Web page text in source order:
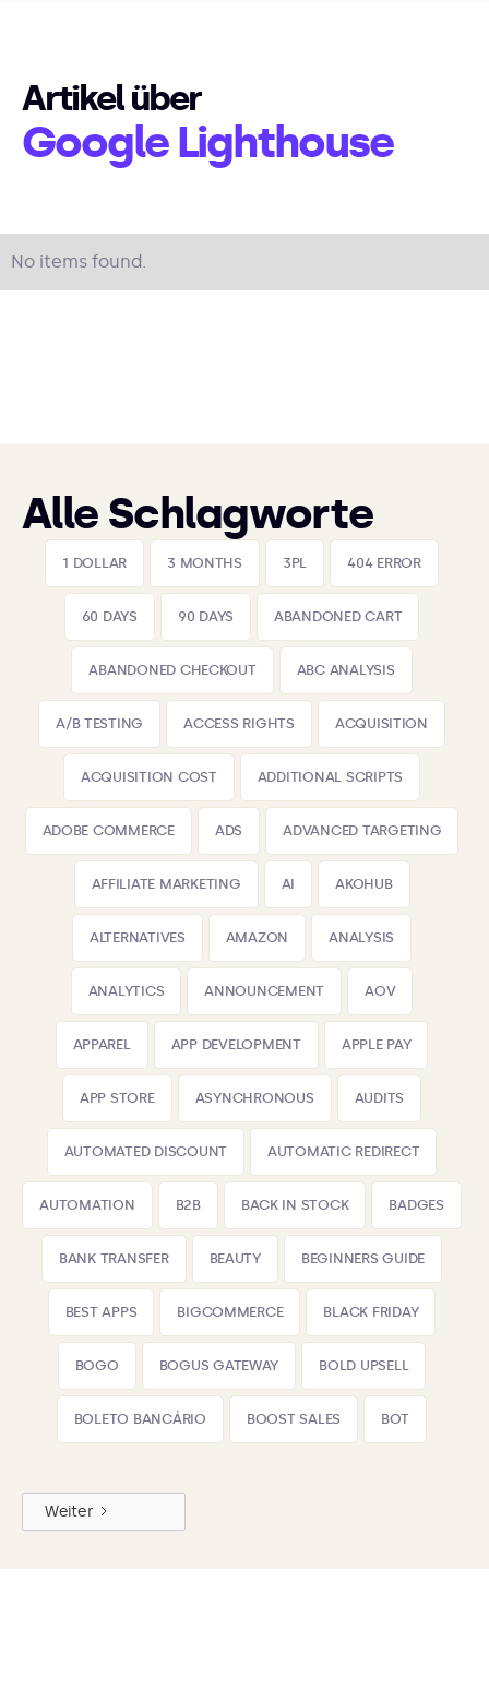
Artikel über
Google Lighthouse
No items found.
Alle Schlagworte
1 DOLLAR 3 MONTHS 3PL 404 ERROR
60 DAYS 90 DAYS ABANDONED CART
ABANDONED CHECKOUT ABC ANALYSIS
A/B TESTING ACCESS RIGHTS ACQUISITION
ACQUISITION COST ADDITIONAL SCRIPTS
ADOBE COMMERCE ADS ADVANCED TARGETING
AFFILIATE MARKETING AI AKOHUB
ALTERNATIVES AMAZON ANALYSIS
ANALYTICS ANNOUNCEMENT AOV
APPAREL APP DEVELOPMENT APPLE PAY
APP STORE ASYNCHRONOUS AUDITS
AUTOMATED DISCOUNT AUTOMATIC REDIRECT
AUTOMATION B2B BACK IN STOCK BADGES
BANK TRANSFER BEAUTY BEGINNERS GUIDE
BEST APPS BIGCOMMERCE BLACK FRIDAY
BOGO BOGUS GATEWAY BOLD UPSELL
BOLETO BANCÁRIO BOOST SALES BOT
Weiter